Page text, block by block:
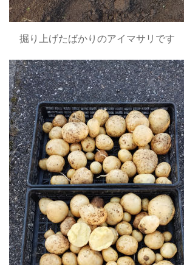
掘り上げたばかりのアイマサリです